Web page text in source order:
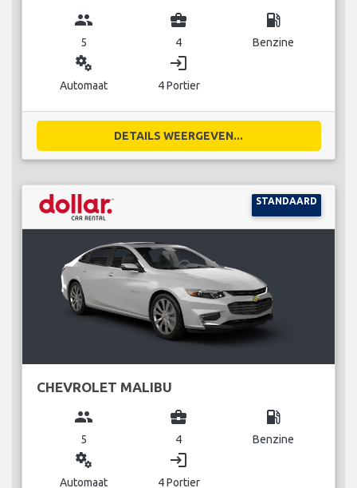
group
5
business_center
4
local_gas_station
Benzine
miscellaneous_services
Automaat
login
4 Portier
DETAILS WEERGEVEN...
STANDAARD
CHEVROLET MALIBU
group
5
business_center
4
local_gas_station
Benzine
miscellaneous_services
Automaat
login
4 Portier